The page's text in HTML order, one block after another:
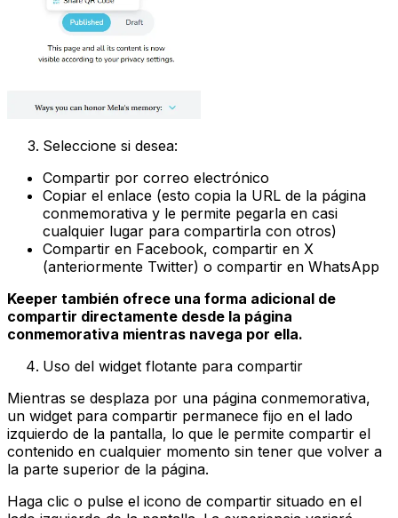
Seleccione si desea:
Compartir por correo electrónico
Copiar el enlace (esto copia la URL de la página
conmemorativa y le permite pegarla en casi
cualquier lugar para compartirla con otros)
Compartir en Facebook, compartir en X
(anteriormente Twitter) o compartir en WhatsApp
Keeper también ofrece una forma adicional de
compartir directamente desde la página
conmemorativa mientras navega por ella.
Uso del widget flotante para compartir
Mientras se desplaza por una página conmemorativa,
un widget para compartir permanece fijo en el lado
izquierdo de la pantalla, lo que le permite compartir el
contenido en cualquier momento sin tener que volver a
la parte superior de la página.
Haga clic o pulse el icono de compartir situado en el